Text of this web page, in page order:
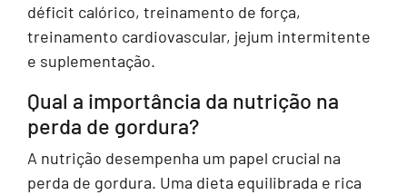
déficit calórico, treinamento de força,
treinamento cardiovascular, jejum intermitente
e suplementação.
Qual a importância da nutrição na
perda de gordura?
A nutrição desempenha um papel crucial na
perda de gordura. Uma dieta equilibrada e rica